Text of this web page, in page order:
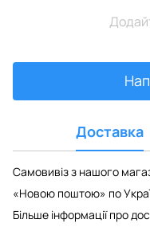
Доставка
Самовивіз з нашого
«Новою поштою» по
Більше інформації про